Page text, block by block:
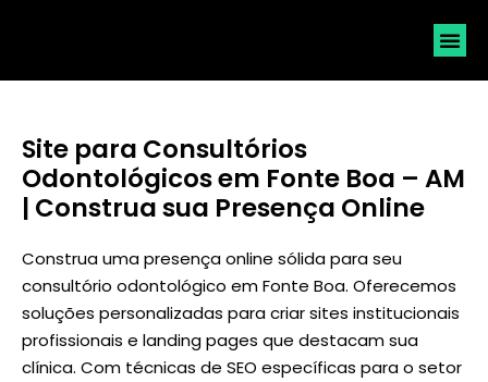
Site para Consultórios
Odontológicos em Fonte Boa – AM
| Construa sua Presença Online
Construa uma presença online sólida para seu
consultório odontológico em Fonte Boa. Oferecemos
soluções personalizadas para criar sites institucionais
profissionais e landing pages que destacam sua
clínica. Com técnicas de SEO específicas para o setor